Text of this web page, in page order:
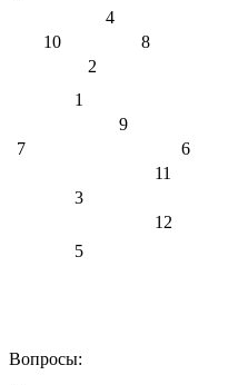
4
10
8
2
1
9
7
6
11
3
12
5
Вопросы: